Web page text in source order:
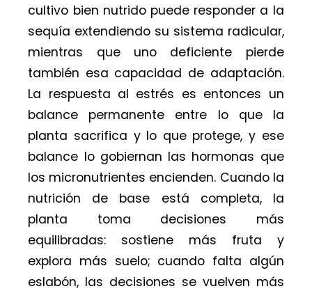
cultivo bien nutrido puede responder a la
sequía extendiendo su sistema radicular,
mientras que uno deficiente pierde
también esa capacidad de adaptación.
La respuesta al estrés es entonces un
balance permanente entre lo que la
planta sacrifica y lo que protege, y ese
balance lo gobiernan las hormonas que
los micronutrientes encienden. Cuando la
nutrición de base está completa, la
planta toma decisiones más
equilibradas: sostiene más fruta y
explora más suelo; cuando falta algún
eslabón, las decisiones se vuelven más